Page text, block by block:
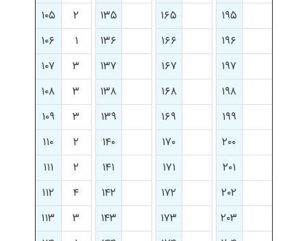
۱۹۵
۱۶۵ ۱۳۵ ۲
۱۰۵
۱۹۶
۱۶۶ ۱۳۶ ۱
۱۰۶
۱۹۷
۱۶۷ ۱۳۷ ۳
۱۰۷
۱۹۸
۱۶۸ ۱۳۸ ۳
۱۰۸
۱۹۹
۱۶۹ ۱۳۹ ۳
۱۰۹
۲۰۰
۱۷۰ ۱۴۰ ۲
۱۱۰
۲۰۱
۱۷۱ ۱۴۱ ۲
۱۱۱
۲۰۲
۱۷۲ ۱۴۲ ۴
۱۱۲
۲۰۳
۱۷۳ ۱۴۳ ۳
۱۱۳